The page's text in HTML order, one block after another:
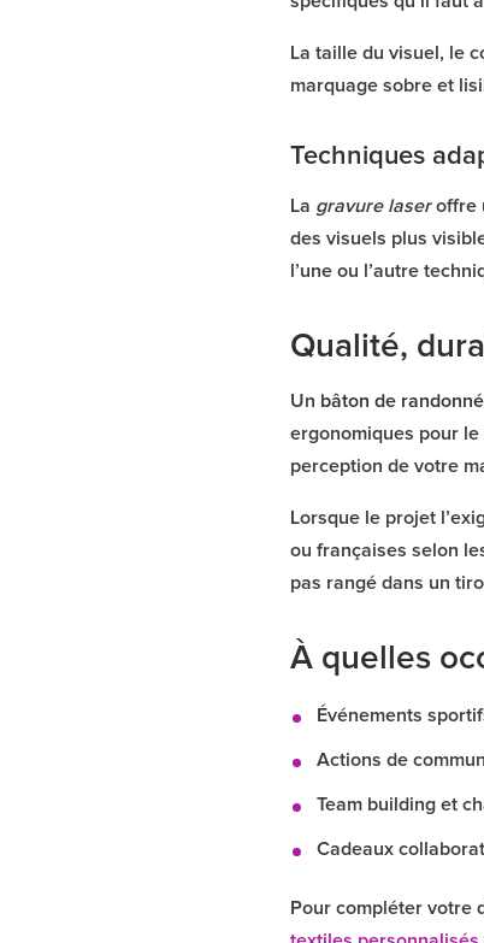
La taille du visuel, le
marquage sobre et
Techniques
La gravure laseroffre
des visuels plus
l’une ou l’autre
Qualité,
Un bâton de
ergonomiques pour
perception de votre
Lorsque le projet
ou françaises selon
pas rangé dans un
À quelles
Événements
Actions de
Team building et
Cadeaux
Pour compléter votre